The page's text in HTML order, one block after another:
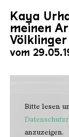
Kaya
meinen
vom
Bitte lesen
anzuzeigen.